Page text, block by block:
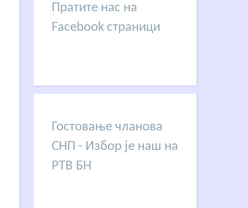
Пратите нас на
Facebook страници
Гостовање чланова
СНП - Избор је наш на
РТВ БН